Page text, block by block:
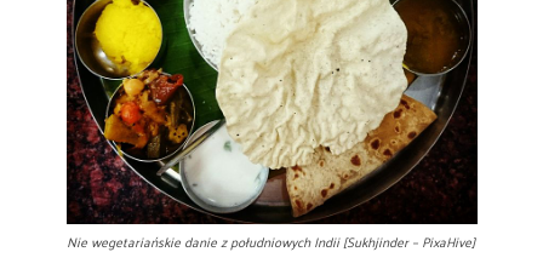
Nie wegetariańskie danie z południowych Indii [Sukhjinder – PixaHive]